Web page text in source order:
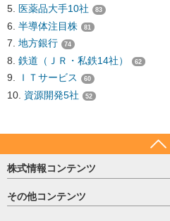
医薬品大手10社 83
半導体注目株 81
地方銀行 74
鉄道（ＪＲ・私鉄14社） 62
ＩＴサービス 60
資源開発5社 52
株式情報コンテンツ
日経平均
売買シグナル
その他コンテンツ